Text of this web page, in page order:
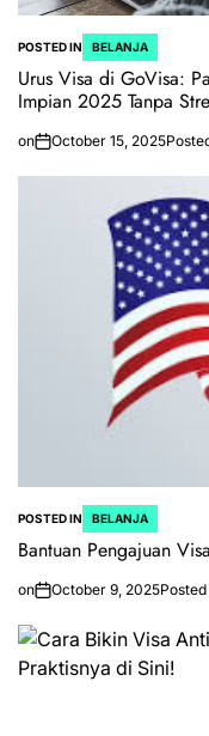
POSTED IN BELANJA
Urus Visa di GoVisa:
Impian 2025 Tanpa
on October 15, 2025
POSTED IN BELANJA
Bantuan Pengajuan
on October 9, 2025